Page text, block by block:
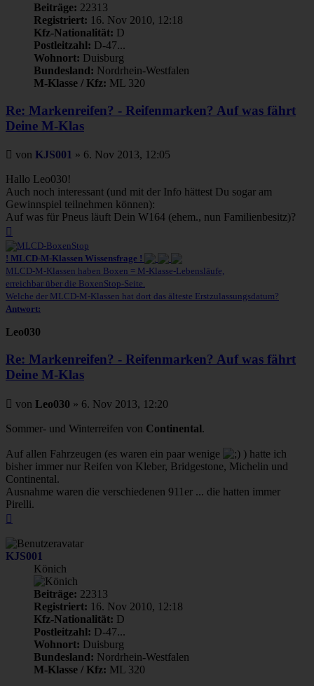
Beiträge: 22313
Registriert: 16. Nov 2010, 12:18
Kfz-Nationalität: D
Postleitzahl: D-47...
Wohnort: Duisburg
Bundesland: Nordrhein-Westfalen
M-Klasse / Kfz: ML 320
Re: Markenreifen? - Reifenmarken? Auf was fährt
Deine M-Klas
Beitrag
von KJS001 » 6. Nov 2013, 12:05
Hallo Leo030!
Auch noch interessant (und mit der Info hättest Du sogar am
Gewinnspiel teilnehmen können):
Auf was für Pneus läuft Dein W164 (ehem., nun Familienbesitz)?
oben
! MLCD-M-Klassen Wissensfrage !
MLCD-M-Klassen haben Boxen = M-Klasse-Lebensläufe,
erreichbar über die BoxenStop-Seite.
Welche der MLCD-M-Klassen hat dort das älteste Erstzulassungsdatum?
Antwort:
Leo030
Re: Markenreifen? - Reifenmarken? Auf was fährt
Deine M-Klas
Beitrag
von Leo030 » 6. Nov 2013, 12:20
Sommer- und Winterreifen von Continental.
Auf allen Fahrzeugen (es waren ein paar wenige
) hatte ich
bisher immer nur Reifen von Kleber, Bridgestone, Michelin und
Continental.
Ausnahme waren die verschiedenen 911er ... die hatten immer
Pirelli.
KJS001
Könich
Beiträge: 22313
Registriert: 16. Nov 2010, 12:18
Kfz-Nationalität: D
Postleitzahl: D-47...
Wohnort: Duisburg
Bundesland: Nordrhein-Westfalen
M-Klasse / Kfz: ML 320